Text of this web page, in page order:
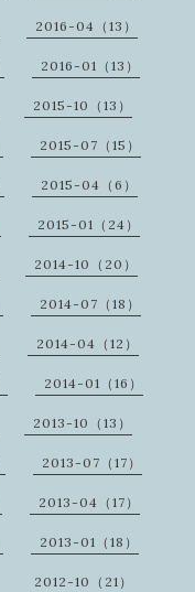
2016-04（13）
2016-01（13）
2015-10（13）
2015-07（15）
2015-04（6）
2015-01（24）
2014-10（20）
2014-07（18）
2014-04（12）
2014-01（16）
2013-10（13）
2013-07（17）
2013-04（17）
2013-01（18）
2012-10（21）